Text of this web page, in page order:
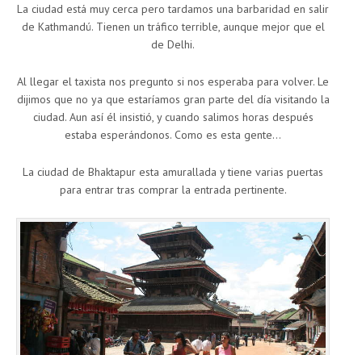
La ciudad está muy cerca pero tardamos una barbaridad en salir
de Kathmandú. Tienen un tráfico terrible, aunque mejor que el
de Delhi.
Al llegar el taxista nos pregunto si nos esperaba para volver. Le
dijimos que no ya que estaríamos gran parte del día visitando la
ciudad. Aun así él insistió, y cuando salimos horas después
estaba esperándonos. Como es esta gente…
La ciudad de Bhaktapur esta amurallada y tiene varias puertas
para entrar tras comprar la entrada pertinente.